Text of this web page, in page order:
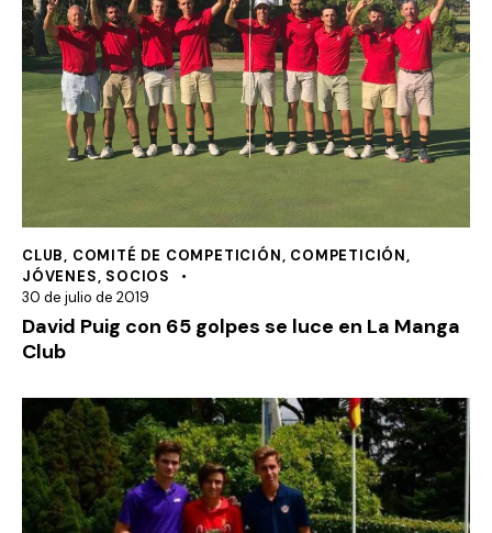
CLUB, COMITÉ DE COMPETICIÓN, COMPETICIÓN,
JÓVENES, SOCIOS
30 de julio de 2019
David Puig con 65 golpes se luce en La Manga
Club